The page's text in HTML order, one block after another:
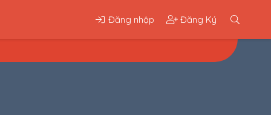
Đăng nhập Đăng Ký